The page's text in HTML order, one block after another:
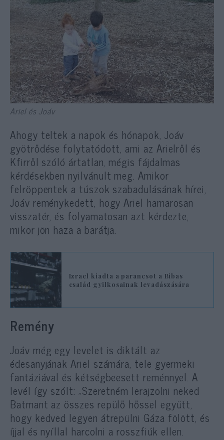
Ariel és Joáv
Ahogy teltek a napok és hónapok, Joáv
gyötrődése folytatódott, ami az Arielről és
Kfirről szóló ártatlan, mégis fájdalmas
kérdésekben nyilvánult meg. Amikor
felröppentek a túszok szabadulásának hírei,
Joáv reménykedett, hogy Ariel hamarosan
visszatér, és folyamatosan azt kérdezte,
mikor jön haza a barátja.
Izrael kiadta a parancsot a Bibas
család gyilkosainak levadászására
Remény
Joáv még egy levelet is diktált az
édesanyjának Ariel számára, tele gyermeki
fantáziával és kétségbeesett reménnyel. A
levél így szólt: „Szeretném lerajzolni neked
Batmant az összes repülő hőssel együtt,
hogy kedved legyen átrepülni Gáza fölött, és
íjjal és nyíllal harcolni a rosszfiúk ellen.